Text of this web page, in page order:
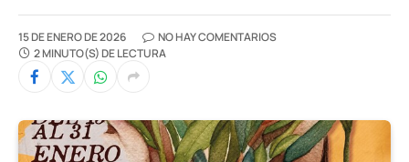
15 DE ENERO DE 2026
NO HAY COMENTARIOS
2 MINUTO(S) DE LECTURA